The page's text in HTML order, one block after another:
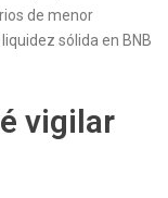
de menor
sólida en BNB
vigilar